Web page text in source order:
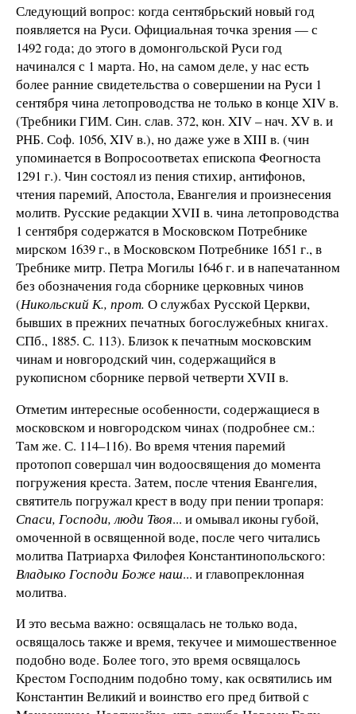
Следующий вопрос: когда сентябрьский новый год
появляется на Руси. Официальная точка зрения — с
1492 года; до этого в домонгольской Руси год
начинался с 1 марта. Но, на самом деле, у нас есть
более ранние свидетельства о совершении на Руси 1
сентября чина летопроводства не только в конце XIV в.
(Требники ГИМ. Син. слав. 372, кон. XIV – нач. XV в. и
РНБ. Соф. 1056, XIV в.), но даже уже в XIII в. (чин
упоминается в Вопросоответах епископа Феогноста
1291 г.). Чин состоял из пения стихир, антифонов,
чтения паремий, Апостола, Евангелия и произнесения
молитв. Русские редакции XVII в. чина летопроводства
1 сентября содержатся в Московском Потребнике
мирском 1639 г., в Московском Потребнике 1651 г., в
Требнике митр. Петра Могилы 1646 г. и в напечатанном
без обозначения года сборнике церковных чинов
(Никольский К., прот. О службах Русской Церкви,
бывших в прежних печатных богослужебных книгах.
СПб., 1885. С. 113). Близок к печатным московским
чинам и новгородский чин, содержащийся в
рукописном сборнике первой четверти XVII в.
Отметим интересные особенности, содержащиеся в
московском и новгородском чинах (подробнее см.:
Там же. С. 114–116). Во время чтения паремий
протопоп совершал чин водоосвящения до момента
погружения креста. Затем, после чтения Евангелия,
святитель погружал крест в воду при пении тропаря:
Спаси, Господи, люди Твоя... и омывал иконы губой,
омоченной в освященной воде, после чего читались
молитва Патриарха Филофея Константинопольского:
Владыко Господи Боже наш... и главопреклонная
молитва.
И это весьма важно: освящалась не только вода,
освящалось также и время, текучее и мимошественное
подобно воде. Более того, это время освящалось
Крестом Господним подобно тому, как освятились им
Константин Великий и воинство его пред битвой с